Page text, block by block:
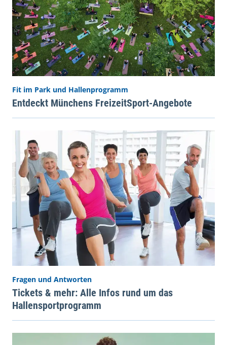
Fit im Park und Hallenprogramm
Entdeckt Münchens FreizeitSport-Angebote
Fragen und Antworten
Tickets & mehr: Alle Infos rund um das
Hallensportprogramm